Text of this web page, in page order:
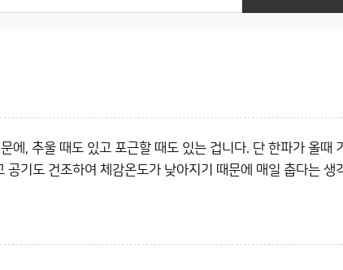
에, 추울 때도 있고 포근할 때도 있는 겁니다. 단 한파가 올때
기도 건조하여 체감온도가 낮아지기 때문에 매일 춥다는 생